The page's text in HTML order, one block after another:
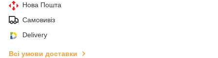
Нова Пошта
Самовивіз
Delivery
Всі умови доставки